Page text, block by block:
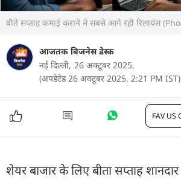
बीते सप्ताह कमाई कराने में सबसे आगे रही रिलायंस
आजतक बिजनेस डेस्क
नई दिल्ली, 26 अक्टूबर 2025,
(अपडेटेड 26 अक्टूबर 2025, 2:21 PM IST)
FAV US
शेयर बाजार के लिए बीता सप्ताह